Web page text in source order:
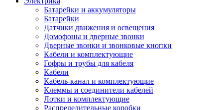
Батарейки и аккумуляторы
Батарейки
Датчики движения и освещения
Домофоны и дверные звонки
Дверные звонки и звонковые кнопки
Кабели и комплектующие
Гофры и трубы для кабеля
Кабели
Кабель-канал и комплектующие
Клеммы и соединители кабелей
Лотки и комплектующие
Распределительные коробки